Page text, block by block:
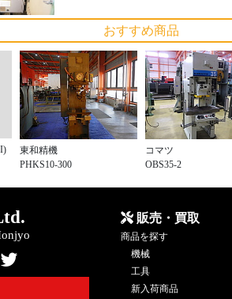
おすすめ商品
東和精機
PHKS10-300
コマツ
OBS35-2
販売・買取
商品を探す
機械
工具
新入荷商品